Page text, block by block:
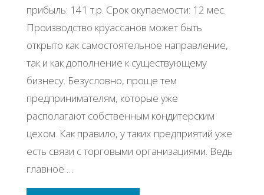
прибыль: 141 т.р. Срок окупаемости: 12 мес.
Производство круассанов может быть
открыто как самостоятельное направление,
так и как дополнение к существующему
бизнесу. Безусловно, проще тем
предпринимателям, которые уже
располагают собственным кондитерским
цехом. Как правило, у таких предприятий уже
есть связи с торговыми организациями. Ведь
главное …